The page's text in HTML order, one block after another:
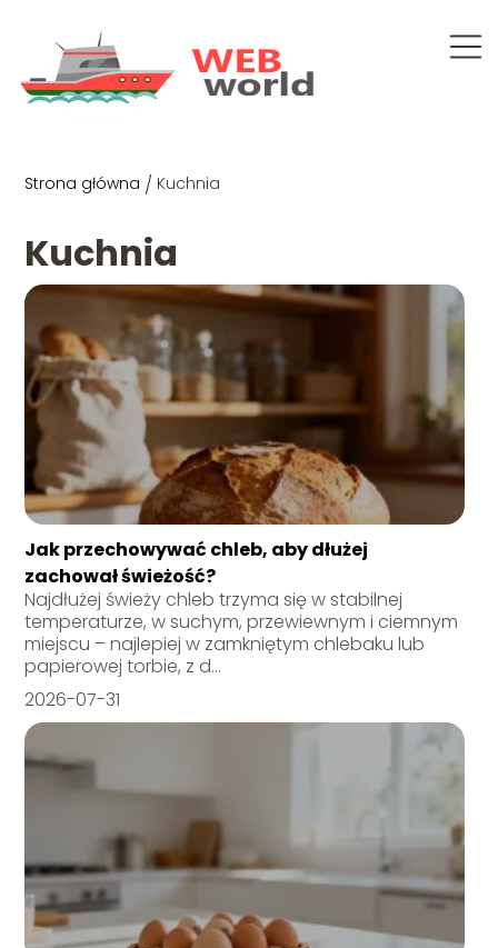
Strona główna / Kuchnia
Kuchnia
Jak przechowywać chleb, aby dłużej
zachował świeżość?
Najdłużej świeży chleb trzyma się w stabilnej
temperaturze, w suchym, przewiewnym i ciemnym
miejscu – najlepiej w zamkniętym chlebaku lub
papierowej torbie, z d...
2026-07-31